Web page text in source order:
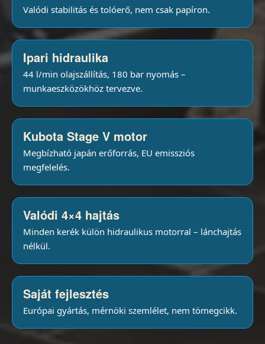
Valódi stabilitás és tolóerő, nem csak papíron.
Ipari hidraulika
44 l/min olajszállítás, 180 bar nyomás –
munkaeszközökhöz tervezve.
Kubota Stage V motor
Megbízható japán erőforrás, EU emissziós
megfelelés.
Valódi 4×4 hajtás
Minden kerék külön hidraulikus motorral – lánchajtás
nélkül.
Saját fejlesztés
Európai gyártás, mérnöki szemlélet, nem tömegcikk.